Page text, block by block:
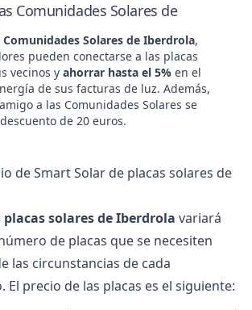
Comunidades Solares de
Comunidades Solares de Iberdrola,
pueden conectarse a las placas
vecinos y ahorrar hasta el 5% en el
de sus facturas de luz. Además,
a las Comunidades Solares se
de 20 euros.
de Smart Solar de placas solares de
placas solares de Iberdrola variará
de placas que se necesiten
las circunstancias de cada
El precio de las placas es el siguiente: